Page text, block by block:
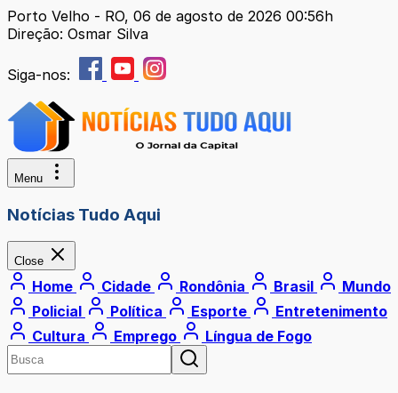
Porto Velho - RO, 06 de agosto de 2026 00:56h
Direção: Osmar Silva
Siga-nos:
Menu
Notícias Tudo Aqui
Close
Home Cidade Rondônia Brasil
Mundo
Policial
Política Esporte
Entretenimento
Cultura
Emprego Língua de Fogo